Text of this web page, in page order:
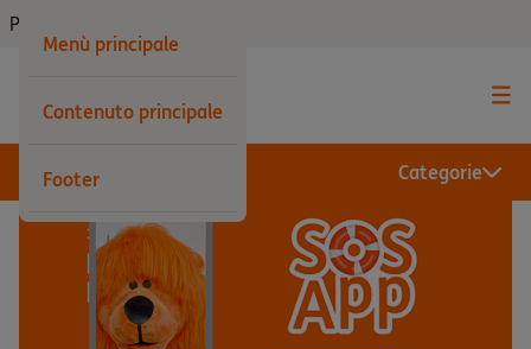
Menù principale
Contenuto principale
Footer
Privati
Categorie